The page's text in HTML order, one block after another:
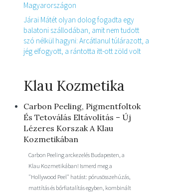
Magyarországon
Járai Mátét olyan dolog fogadta egy
balatoni szállodában, amit nem tudott
szó nélkül hagyni: Arcátlanul túlárazott, a
jég elfogyott, a rántotta itt-ott zöld volt
Klau Kozmetika
Carbon Peeling, Pigmentfoltok
És Tetoválás Eltávolítás – Új
Lézeres Korszak A Klau
Kozmetikában
Carbon Peeling arckezelés Budapesten, a
Klau Kozmetikában! Ismerd meg a
"Hollywood Peel" hatást: pórusösszehúzás,
mattítás és bőrfiatalítás egyben, kombinált